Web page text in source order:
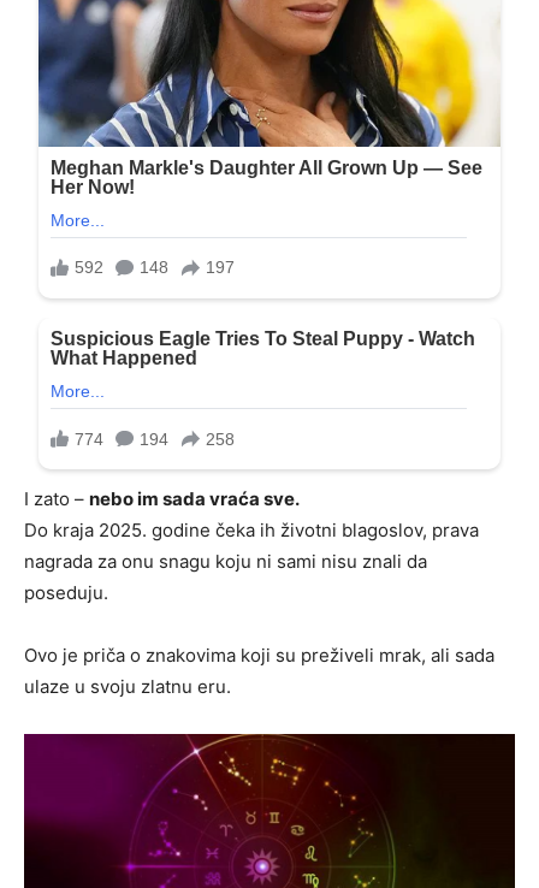
I zato – nebo im sada vraća sve.
Do kraja 2025. godine čeka ih životni blagoslov, prava
nagrada za onu snagu koju ni sami nisu znali da
poseduju.
Ovo je priča o znakovima koji su preživeli mrak, ali sada
ulaze u svoju zlatnu eru.